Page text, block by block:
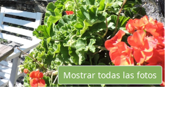
Mostrar todas las fotos